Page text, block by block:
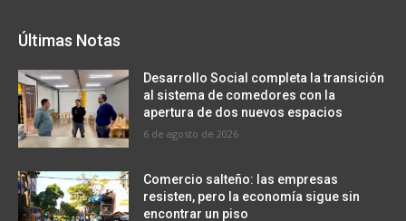
Últimas Notas
Desarrollo Social completa la transición
al sistema de comedores con la
apertura de dos nuevos espacios
6 de agosto de 2026
Comercio salteño: las empresas
resisten, pero la economía sigue sin
encontrar un piso